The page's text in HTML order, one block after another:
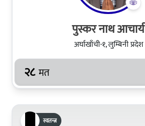
पुस्कर नाथ आचार्य
अर्घाखाँची-१, लुम्बिनी प्रदेश
२८ मत
स्वतन्त्र